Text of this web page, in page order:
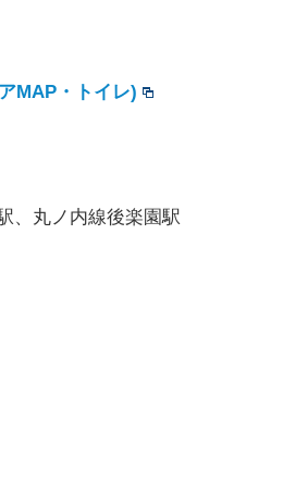
MAP・トイレ)
、丸ノ内線後楽園駅